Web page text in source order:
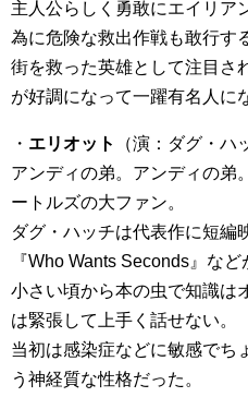
主人公らしく勇敢にエイリア
為に危険な救出作戦も敢行す
街を救った英雄として注目さ
が好調になって一躍有名人に
・ エリオット
（演：ダグ・ハ
アンディの弟。アンディの弟
ートルズの大ファン。
ダグ・ハッチは代表作に短編
『Who Wants Seconds』など
小さい頃から本の虫で知識は
は緊張して上手く話せない。
当初は感染症などに敏感でち
う神経質な性格だった。